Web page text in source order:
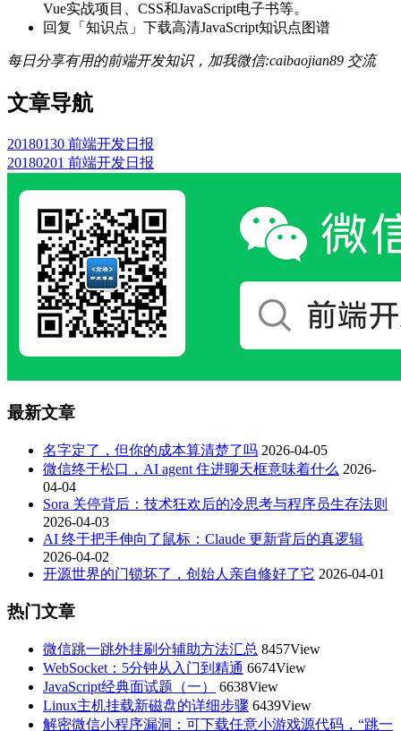
Vue实战项目、CSS和JavaScript电子书等。
回复「知识点」下载高清JavaScript知识点图谱
每日分享有用的前端开发知识，加我微信:caibaojian89 交流
文章导航
20180130 前端开发日报
20180201 前端开发日报
最新文章
名字定了，但你的成本算清楚了吗 2026-04-05
微信终于松口，AI agent 住进聊天框意味着什么 2026-
04-04
Sora 关停背后：技术狂欢后的冷思考与程序员生存法则
2026-04-03
AI 终于把手伸向了鼠标：Claude 更新背后的真逻辑
2026-04-02
开源世界的门锁坏了，创始人亲自修好了它 2026-04-01
热门文章
微信跳一跳外挂刷分辅助方法汇总 8457View
WebSocket：5分钟从入门到精通 6674View
JavaScript经典面试题（一）
6638View
Linux主机挂载新磁盘的详细步骤 6439View
解密微信小程序漏洞：可下载任意小游戏源代码，“跳一